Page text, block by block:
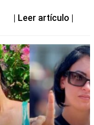
Leer artículo